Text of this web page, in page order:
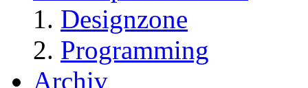
Designzone
Programming
Archiv